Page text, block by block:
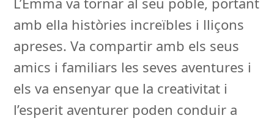
amb ella històries increïbles i lliçons
apreses. Va compartir amb els seus
amics i familiars les seves aventures i
els va ensenyar que la creativitat i
l’esperit aventurer poden conduir a